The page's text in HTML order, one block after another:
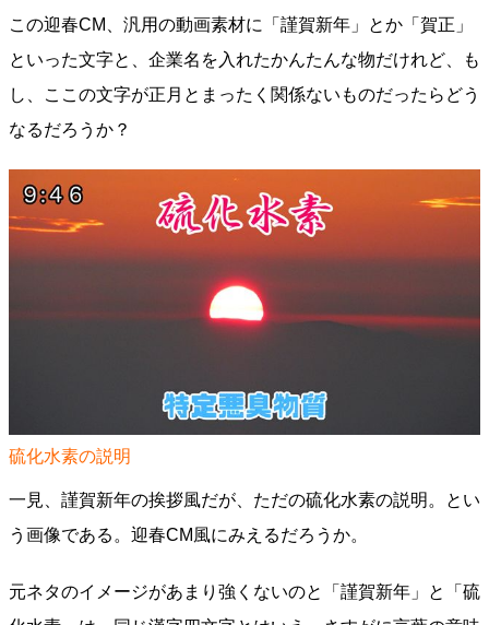
この迎春CM、汎用の動画素材に「謹賀新年」とか「賀正」
といった文字と、企業名を入れたかんたんな物だけれど、も
し、ここの文字が正月とまったく関係ないものだったらどう
なるだろうか？
硫化水素の説明
一見、謹賀新年の挨拶風だが、ただの硫化水素の説明。とい
う画像である。迎春CM風にみえるだろうか。
元ネタのイメージがあまり強くないのと「謹賀新年」と「硫